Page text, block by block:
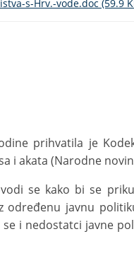
s-Hrv.-vode.doc (59.9
prihvatila je
i akata (Narodne
se kako bi se
određenu javnu
i nedostatci javne